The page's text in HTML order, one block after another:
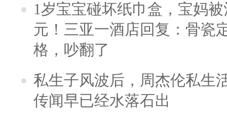
1岁宝宝碰坏纸巾盒，宝妈
元！三亚一酒店回复：骨瓷
格，吵翻了
私生子风波后，周杰伦私生
传闻早已经水落石出